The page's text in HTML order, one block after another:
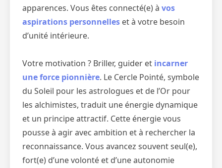
apparences. Vous êtes connecté(e) à vos
aspirations personnelles et à votre besoin
d’unité intérieure.
Votre motivation ? Briller, guider et incarner
une force pionnière. Le Cercle Pointé, symbole
du Soleil pour les astrologues et de l’Or pour
les alchimistes, traduit une énergie dynamique
et un principe attractif. Cette énergie vous
pousse à agir avec ambition et à rechercher la
reconnaissance. Vous avancez souvent seul(e),
fort(e) d’une volonté et d’une autonomie